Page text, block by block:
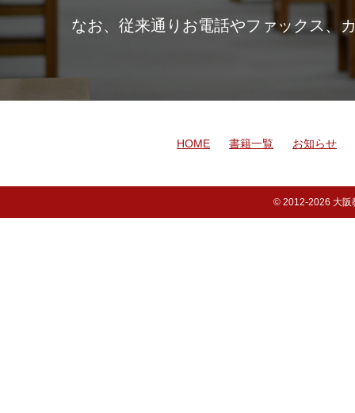
なお、従来通りお電話やファックス、
HOME 書籍一覧 お知らせ
© 2012-2026 大阪